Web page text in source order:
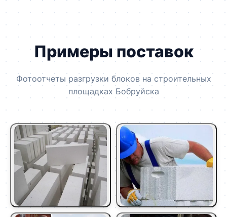
Примеры поставок
Фотоотчеты разгрузки блоков на строительных
площадках Бобруйска